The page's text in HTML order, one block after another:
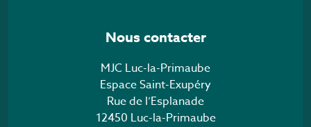
Nous contacter
MJC Luc-la-Primaube
Espace Saint-Exupéry
Rue de l’Esplanade
12450 Luc-la-Primaube